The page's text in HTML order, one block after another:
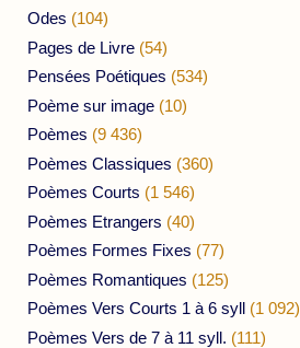
Odes (104)
Pages de Livre (54)
Pensées Poétiques (534)
Poème sur image (10)
Poèmes (9 436)
Poèmes Classiques (360)
Poèmes Courts (1 546)
Poèmes Etrangers (40)
Poèmes Formes Fixes (77)
Poèmes Romantiques (125)
Poèmes Vers Courts 1 à 6 syll (1 092)
Poèmes Vers de 7 à 11 syll. (111)